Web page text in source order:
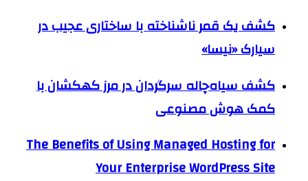
کشف یک قمر ناشناخته با ساختاری عجیب در
سیارک «نیسا»
کشف سیاه‌چاله سرگردان در مرز کهکشان با
کمک هوش مصنوعی
The Benefits of Using Managed Hosting for
Your Enterprise WordPress Site